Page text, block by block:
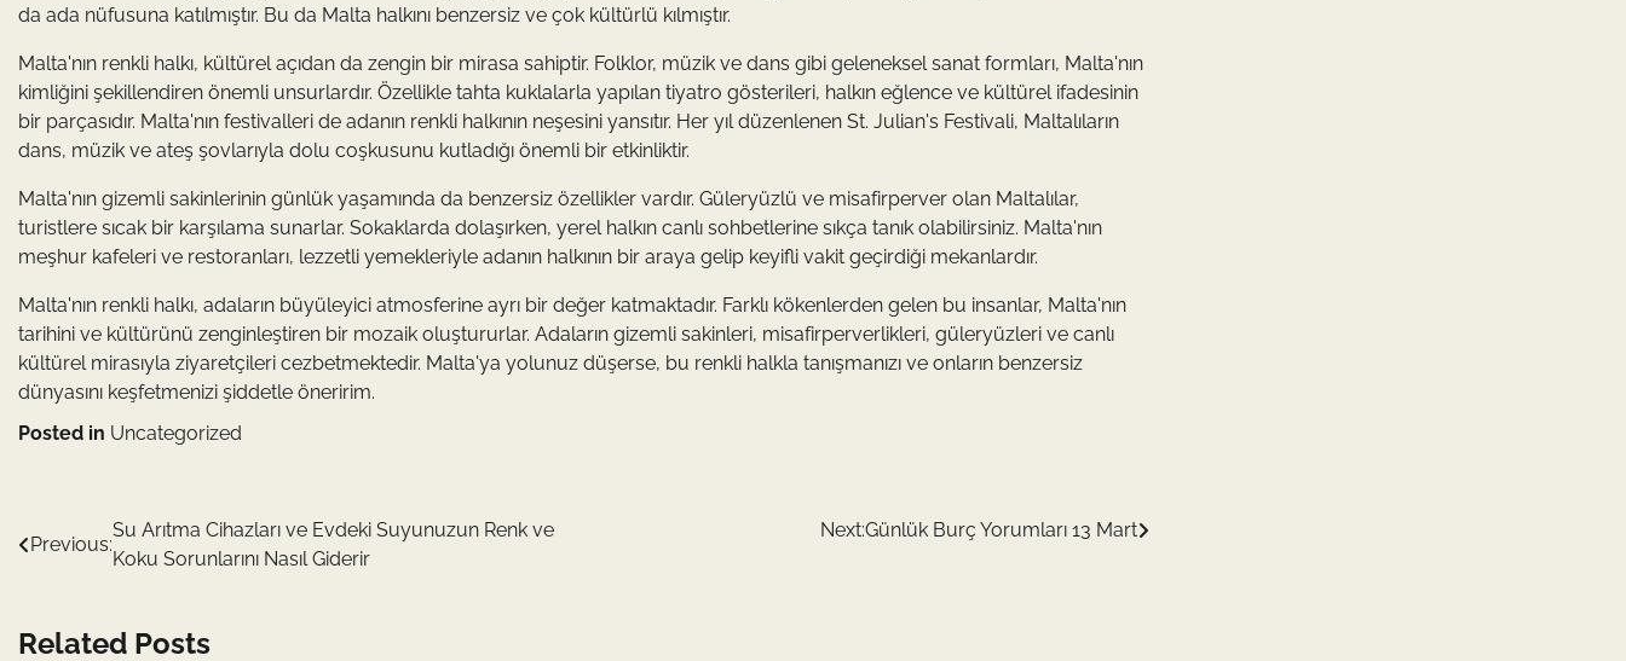
da ada nüfusuna katılmıştır. Bu da Malta halkını benzersiz ve çok kültürlü kılmıştır.
Malta'nın renkli halkı, kültürel açıdan da zengin bir mirasa sahiptir. Folklor, müzik ve dans gibi geleneksel sanat formları, Malta'nın
kimliğini şekillendiren önemli unsurlardır. Özellikle tahta kuklalarla yapılan tiyatro gösterileri, halkın eğlence ve kültürel ifadesinin
bir parçasıdır. Malta'nın festivalleri de adanın renkli halkının neşesini yansıtır. Her yıl düzenlenen St. Julian's Festivali, Maltalıların
dans, müzik ve ateş şovlarıyla dolu coşkusunu kutladığı önemli bir etkinliktir.
Malta'nın gizemli sakinlerinin günlük yaşamında da benzersiz özellikler vardır. Güleryüzlü ve misafirperver olan Maltalılar,
turistlere sıcak bir karşılama sunarlar. Sokaklarda dolaşırken, yerel halkın canlı sohbetlerine sıkça tanık olabilirsiniz. Malta'nın
meşhur kafeleri ve restoranları, lezzetli yemekleriyle adanın halkının bir araya gelip keyifli vakit geçirdiği mekanlardır.
Malta'nın renkli halkı, adaların büyüleyici atmosferine ayrı bir değer katmaktadır. Farklı kökenlerden gelen bu insanlar, Malta'nın
tarihini ve kültürünü zenginleştiren bir mozaik oluştururlar. Adaların gizemli sakinleri, misafirperverlikleri, güleryüzleri ve canlı
kültürel mirasıyla ziyaretçileri cezbetmektedir. Malta'ya yolunuz düşerse, bu renkli halkla tanışmanızı ve onların benzersiz
dünyasını keşfetmenizi şiddetle öneririm.
Posted in Uncategorized
Yazı
Previous:
Su Arıtma Cihazları ve Evdeki Suyunuzun Renk ve
Koku Sorunlarını Nasıl Giderir
Next:Günlük Burç Yorumları 13 Mart
Related Posts